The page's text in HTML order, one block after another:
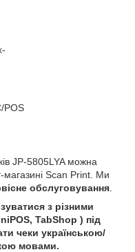
POS
JP-5805LYA можна
магазині Scan Print. Ми
обслуговування
з різними
TabShop ) під
чеки українською/
мовами.